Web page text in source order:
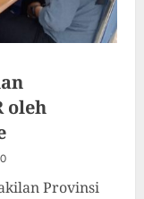
oleh
0
Provinsi